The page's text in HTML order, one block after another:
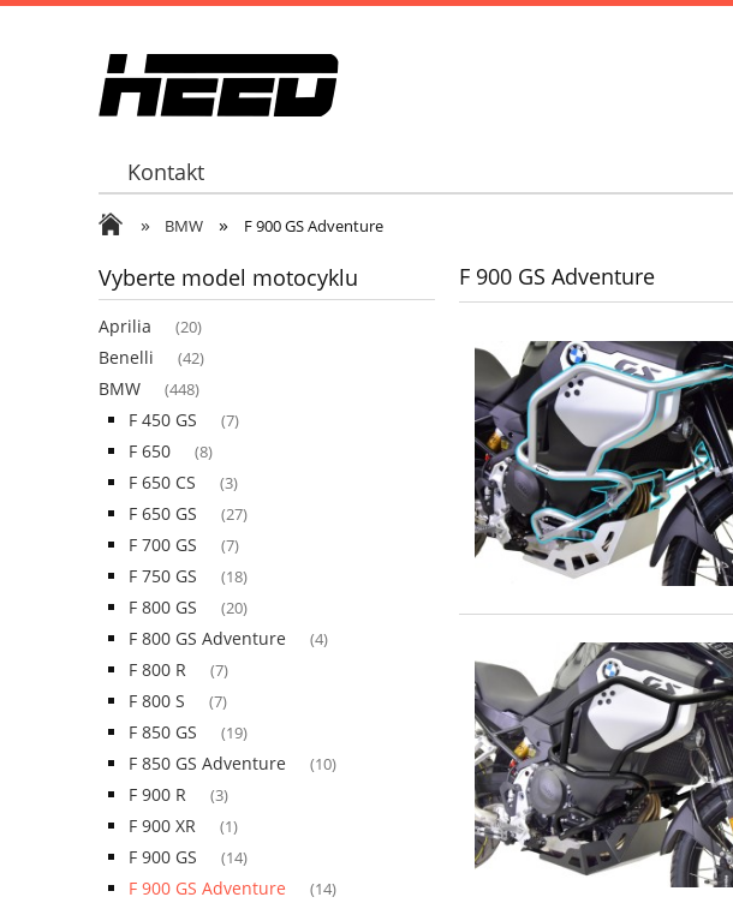
Kontakt
» BMW » F 900 GS Adventure
Vyberte model motocyklu
Aprilia (20)
Benelli (42)
BMW (448)
F 450 GS (7)
F 650 (8)
F 650 CS (3)
F 650 GS (27)
F 700 GS (7)
F 750 GS (18)
F 800 GS (20)
F 800 GS Adventure (4)
F 800 R (7)
F 800 S (7)
F 850 GS (19)
F 850 GS Adventure (10)
F 900 R (3)
F 900 XR (1)
F 900 GS (14)
F 900 GS Adventure (14)
F 900 GS Adventure